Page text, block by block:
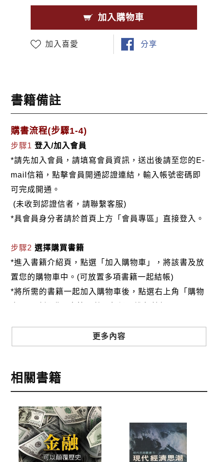
加入購物車
加入喜愛 分享
書籍備註
購書流程(步驟1-4)
步驟1登入/加入會員
*請先加入會員，請填寫會員資訊，送出後請至您的E-
mail信箱，點擊會員開通認證連結，輸入帳號密碼即
可完成開通。
(未收到認證信者，請聯繫客服)
*具會員身分者請於首頁上方「會員專區」直接登入。
步驟2選擇購買書籍
*進入書籍介紹頁，點選「加入購物車」，將該書及放
置您的購物車中。(可放置多項書籍一起結帳)
*將所需的書籍一起加入購物車後，點選右上角「購物
2.銀行轉帳:選擇銀行轉帳時，請填寫您的銀行帳號後
五碼，並於三日內完成匯款，以利核銷作業。
3.郵局劃撥: 選擇郵局劃撥時，請於三日內至郵局填寫
劃撥單，匯款者大名請填寫跟訂購者大名一致，以利
核銷作業。
更多內容
相關書籍